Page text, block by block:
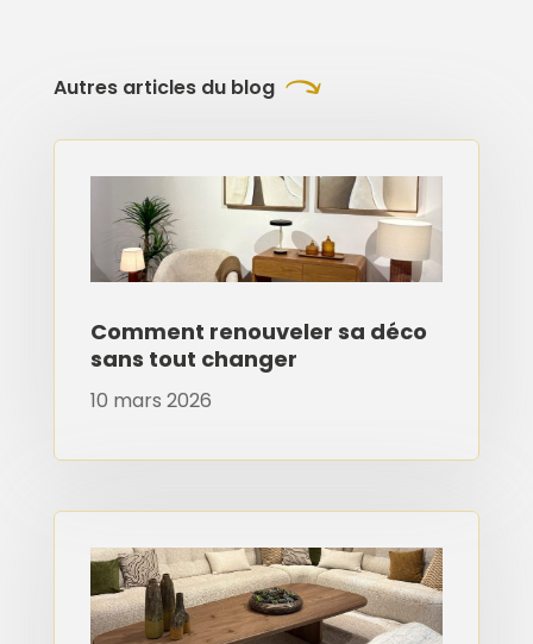
Autres articles du blog
Comment renouveler sa déco
sans tout changer
10 mars 2026